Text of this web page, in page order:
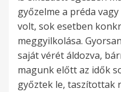
győzelme a préda
volt, sok esetben
meggyilkolása.
saját vérét áldozva,
magunk előtt az idők
győztek le, taszítottak